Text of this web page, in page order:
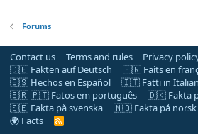
Forums
Contact us Terms and rules Privacy
🇩🇪 Fakten auf Deutsch
🇫🇷 Faits en
🇪🇸 Hechos en Español
🇮🇹 Fatti in
🇧🇷 🇵🇹 Fatos em português
🇩🇰 Fakta
🇸🇪 Fakta på svenska
🇳🇴 Fakta på norsk
🌍 Facts
R